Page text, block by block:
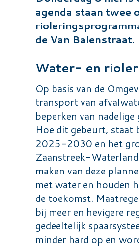
agenda staan twee
de Van Balenstraat.
Water- en
Op basis van de
transport van
beperken van
Hoe dit gebeurt, staat
2025-2030 en het
Zaanstreek-
maken van deze
met water en houden
de toekomst.
bij meer en hevigere
gedeeltelijk
minder hard op en